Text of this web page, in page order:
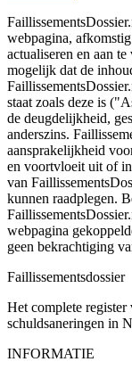
webpagina,
actualiseren en aan
mogelijk dat de
staat zoals deze is
de deugdelijkheid,
anderszins.
aansprakelijkheid
en voortvloeit uit of
van
kunnen raadplegen.
webpagina
geen bekrachtiging
Faillissementsdossier
Het complete register
schuldsaneringen in
INFORMATIE